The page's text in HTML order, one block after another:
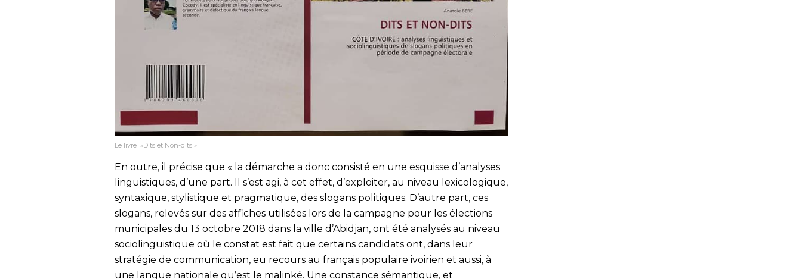
Le livre »Dits et Non-dits »
En outre, il précise que « la démarche a donc consisté en une esquisse d’analyses
linguistiques, d’une part. Il s’est agi, à cet effet, d’exploiter, au niveau lexicologique,
syntaxique, stylistique et pragmatique, des slogans politiques. D’autre part, ces
slogans, relevés sur des affiches utilisées lors de la campagne pour les élections
municipales du 13 octobre 2018 dans la ville d’Abidjan, ont été analysés au niveau
sociolinguistique où le constat est fait que certains candidats ont, dans leur
stratégie de communication, eu recours au français populaire ivoirien et aussi, à
une langue nationale qu’est le malinké. Une constance sémantique, et